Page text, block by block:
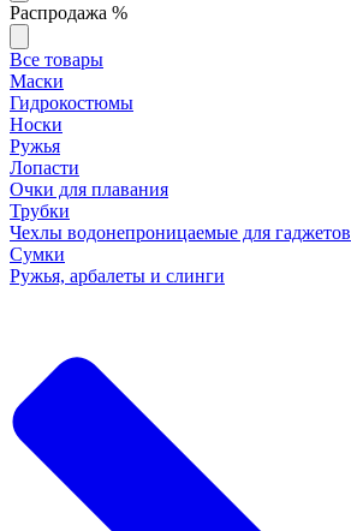
Распродажа %
Все товары
Маски
Гидрокостюмы
Носки
Ружья
Лопасти
Очки для плавания
Трубки
Чехлы водонепроницаемые для гаджетов
Сумки
Ружья, арбалеты и слинги